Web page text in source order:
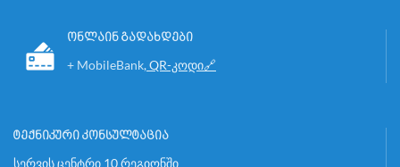
ონლაინ გადახდები
+ MobileBank,QR-კოდი🔗
ტექნიკური კონსულტაცია
სერვის ცენტრი 10 რეგიონში